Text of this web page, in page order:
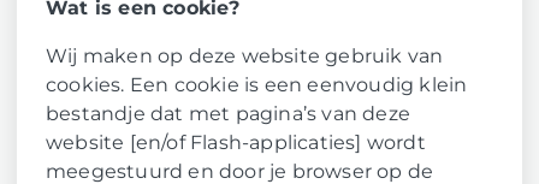
Wat is een cookie?
Wij maken op deze website gebruik van
cookies. Een cookie is een eenvoudig klein
bestandje dat met pagina’s van deze
website [en/of Flash-applicaties] wordt
meegestuurd en door je browser op de